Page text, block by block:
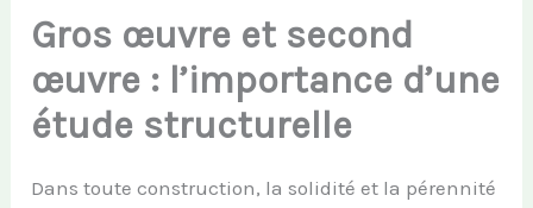
Gros œuvre et second
œuvre : l’importance d’une
étude structurelle
Dans toute construction, la solidité et la pérennité